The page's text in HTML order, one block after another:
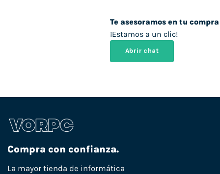
Te asesoramos en tu compra
¡Estamos a un clic!
Abrir chat
Compra con confianza.
La mayor tienda de informática